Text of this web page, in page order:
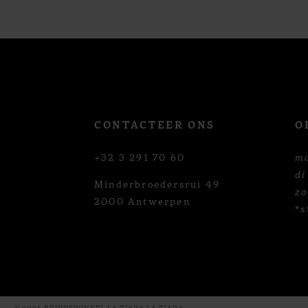
13
CONTACTEER ONS
+32 3 291 70 60
Minderbroedersrui 49
2000 Antwerpen